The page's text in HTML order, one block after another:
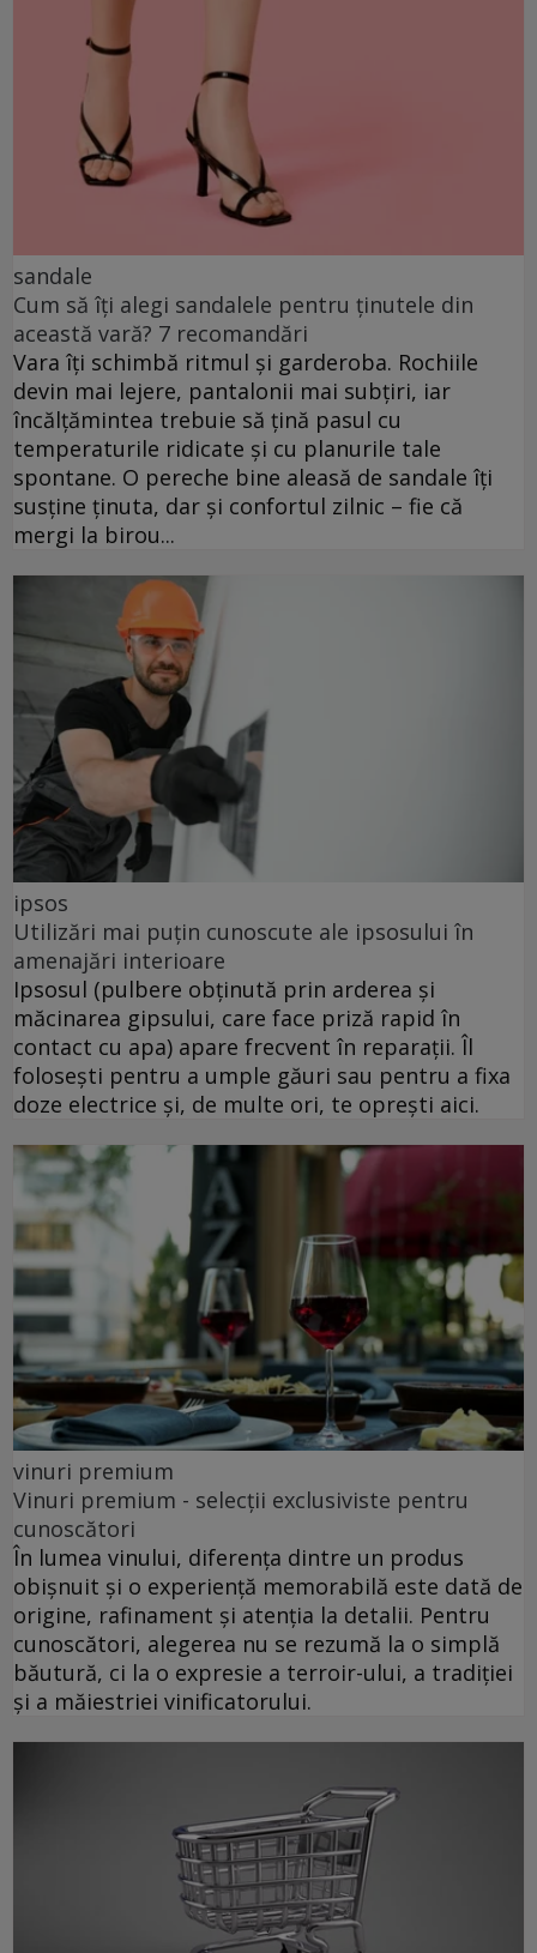
sandale
Cum să îți alegi sandalele pentru ținutele din
această vară? 7 recomandări
Vara îți schimbă ritmul și garderoba. Rochiile
devin mai lejere, pantalonii mai subțiri, iar
încălțămintea trebuie să țină pasul cu
temperaturile ridicate și cu planurile tale
spontane. O pereche bine aleasă de sandale îți
susține ținuta, dar și confortul zilnic – fie că
mergi la birou...
ipsos
Utilizări mai puțin cunoscute ale ipsosului în
amenajări interioare
Ipsosul (pulbere obținută prin arderea și
măcinarea gipsului, care face priză rapid în
contact cu apa) apare frecvent în reparații. Îl
folosești pentru a umple găuri sau pentru a fixa
doze electrice și, de multe ori, te oprești aici.
vinuri premium
Vinuri premium - selecții exclusiviste pentru
cunoscători
În lumea vinului, diferența dintre un produs
obișnuit și o experiență memorabilă este dată de
origine, rafinament și atenția la detalii. Pentru
cunoscători, alegerea nu se rezumă la o simplă
băutură, ci la o expresie a terroir-ului, a tradiției
și a măiestriei vinificatorului.